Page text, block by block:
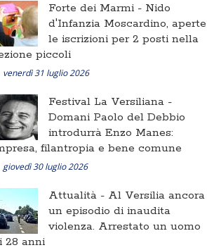
Forte dei Marmi - Nido
d'Infanzia Moscardino, aperte
le iscrizioni per 2 posti nella
piccoli
venerdì 31 luglio 2026
Festival La Versiliana -
Domani Paolo del Debbio
introdurrà Enzo Manes:
filantropia e bene comune
giovedì 30 luglio 2026
Attualità - Al Versilia ancora
un episodio di inaudita
violenza. Arrestato un uomo
28 anni